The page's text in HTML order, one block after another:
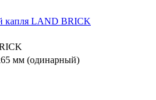
капля LAND BRICK
мм (одинарный)